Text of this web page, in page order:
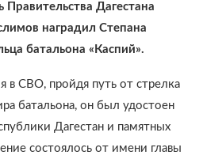
Правительства Дагестана
наградил Степана
батальона «Каспий».
в СВО, пройдя путь от стрелка
батальона, он был удостоен
Дагестан и памятных
состоялось от имени главы